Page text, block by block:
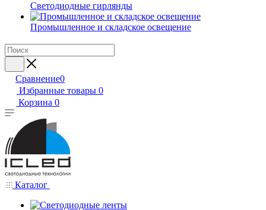
Светодиодные гирлянды
Промышленное и складское освещение
Сравнение0
Избранные товары 0
Корзина 0
Каталог